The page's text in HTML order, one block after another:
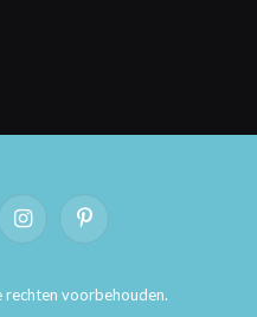
InstagramPinterest
voorbehouden.